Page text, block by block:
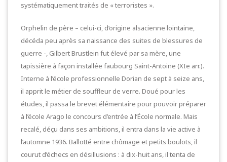
systématiquement traités de « terroristes ».
Orphelin de père – celui-ci, d’origine alsacienne lointaine,
décéda peu après sa naissance des suites de blessures de
guerre -, Gilbert Brustlein fut élevé par sa mère, une
tapissière à façon installée faubourg Saint-Antoine (XIe arr.).
Interne à l’école professionnelle Dorian de sept à seize ans,
il apprit le métier de souffleur de verre. Doué pour les
études, il passa le brevet élémentaire pour pouvoir préparer
à l’école Arago le concours d’entrée à l’École normale. Mais
recalé, déçu dans ses ambitions, il entra dans la vie active à
l’automne 1936. Ballotté entre chômage et petits boulots, il
courut d’échecs en désillusions : à dix-huit ans, il tenta de